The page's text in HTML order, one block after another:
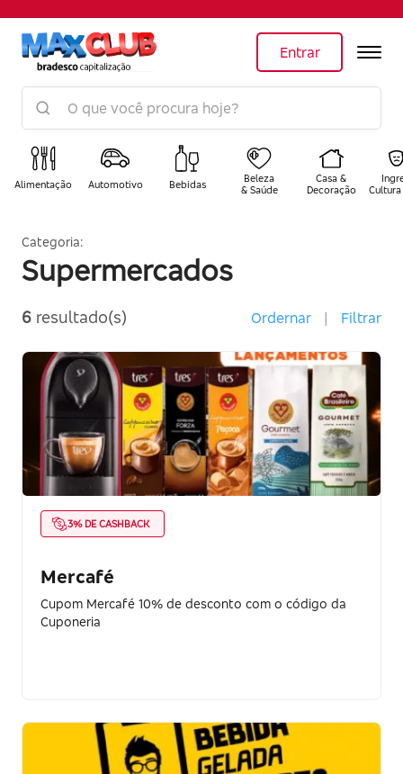
Entrar
Alimentação Automotivo Bebidas
Beleza
& Saúde
Casa &
Decoração
Categoria:
Supermercados
6 resultado(s) Ordernar | Filtrar
3% DE CASHBACK
Mercafé
Cupom Mercafé 10% de desconto com o código da
Cuponeria